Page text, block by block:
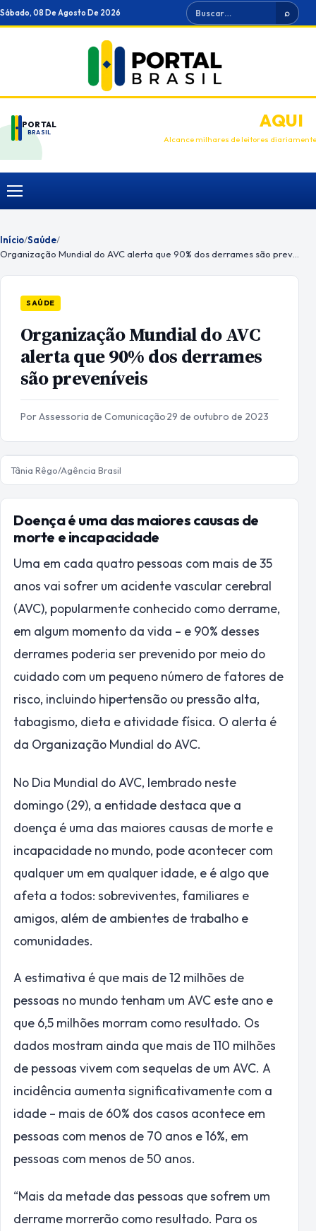
Ir
para
Sábado, 08 De Agosto De 2026 Buscar ⌕
PORTAL
BRASIL
ANUNCIEAQUI
Alcance milhares de leitores diariamente
Menu
Início/Saúde/
SAÚDE
Organização Mundial do AVC
alerta que 90% dos derrames
são preveníveis
Por Assessoria de Comunicação·29 de outubro de 2023
Tânia Rêgo/Agência Brasil
Doença é uma das maiores causas de
morte e incapacidade
Uma em cada quatro pessoas com mais de 35
anos vai sofrer um acidente vascular cerebral
(AVC), popularmente conhecido como derrame,
em algum momento da vida – e 90% desses
derrames poderia ser prevenido por meio do
cuidado com um pequeno número de fatores de
risco, incluindo hipertensão ou pressão alta,
tabagismo, dieta e atividade física. O alerta é
da Organização Mundial do AVC.
No Dia Mundial do AVC, lembrado neste
domingo (29), a entidade destaca que a
doença é uma das maiores causas de morte e
incapacidade no mundo, pode acontecer com
qualquer um em qualquer idade, e é algo que
afeta a todos: sobreviventes, familiares e
amigos, além de ambientes de trabalho e
comunidades.
A estimativa é que mais de 12 milhões de
pessoas no mundo tenham um AVC este ano e
que 6,5 milhões morram como resultado. Os
dados mostram ainda que mais de 110 milhões
de pessoas vivem com sequelas de um AVC. A
incidência aumenta significativamente com a
idade – mais de 60% dos casos acontece em
pessoas com menos de 70 anos e 16%, em
pessoas com menos de 50 anos.
“Mais da metade das pessoas que sofrem um
derrame morrerão como resultado. Para os